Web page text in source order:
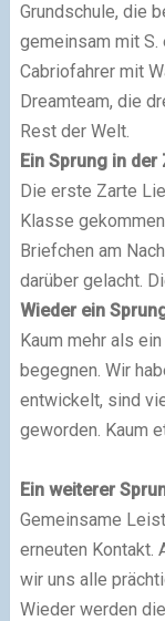
Grundschule, die
gemeinsam mit S.
Cabriofahrer mit
Dreamteam, die
Rest der Welt.
Ein Sprung in der
Die erste Zarte
Klasse
Briefchen am
darüber gelacht.
Wieder ein
Kaum mehr als
begegnen. Wir
entwickelt, sind
geworden. Kaum
Ein weiterer
Gemeinsame
erneuten Kontakt.
wir uns alle
Wieder werden